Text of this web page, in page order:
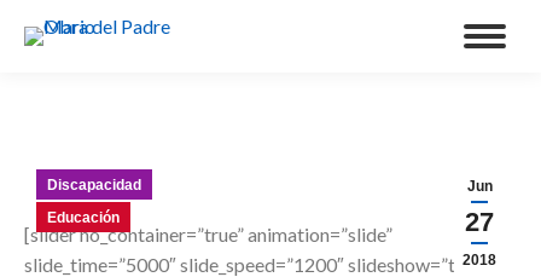
Jun
27
2018
Discapacidad
Educación
[slider no_container=”true” animation=”slide”
slide_time=”5000″ slide_speed=”1200″ slideshow=”true”